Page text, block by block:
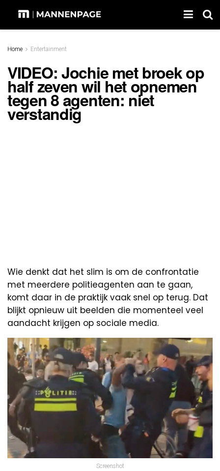
Home Entertainment
VIDEO: Jochie met broek op
half zeven wil het opnemen
tegen 8 agenten: niet
verstandig
Wie denkt dat het slim is om de confrontatie
met meerdere politieagenten aan te gaan,
komt daar in de praktijk vaak snel op terug. Dat
blijkt opnieuw uit beelden die momenteel veel
aandacht krijgen op sociale media.
Screenshot